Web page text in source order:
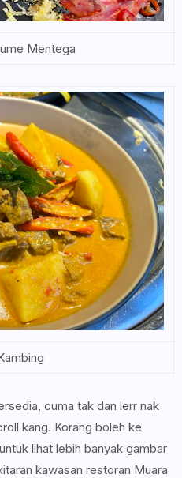
Mentega
cuma tak dan lerr nak
kang. Korang boleh ke
lihat lebih banyak gambar
kawasan restoran Muara